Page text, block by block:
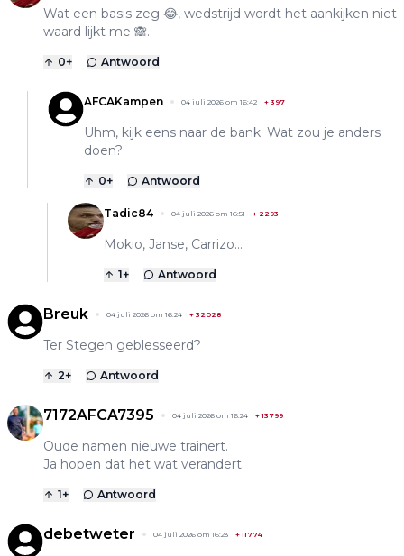
Wat een basis zeg 😂, wedstrijd wordt het aankijken niet
waard lijkt me 🙈.
0+ Antwoord
AFCAKampen 04 juli 2026 om 16:42 + 397
Uhm, kijk eens naar de bank. Wat zou je anders
doen?
0+ Antwoord
Tadic84 04 juli 2026 om 16:51 + 2293
Mokio, Janse, Carrizo…
1+ Antwoord
Breuk 04 juli 2026 om 16:24 + 32028
Ter Stegen geblesseerd?
2+ Antwoord
7172AFCA7395 04 juli 2026 om 16:24 +13799
Oude namen nieuwe trainert.
Ja hopen dat het wat verandert.
1+ Antwoord
debetweter 04 juli 2026 om 16:23 +11774